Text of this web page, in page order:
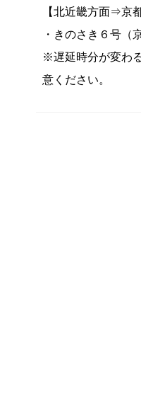
【北近畿方面⇒京都
・きのさき６号
※遅延時分が変わ
意ください。